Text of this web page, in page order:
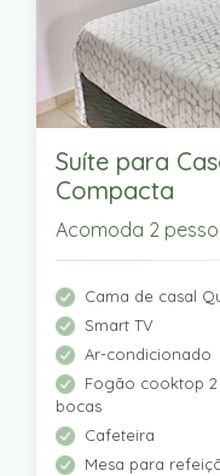
Suíte para
Compacta
Acomoda 2
Cama de casal
Smart TV
Ar-condicionado
Fogão cooktop 2
bocas
Cafeteira
Mesa para